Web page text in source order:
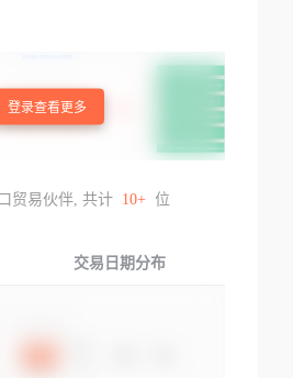
登录查看更多
贸易伙伴, 共计 10+ 位
交易日期分布